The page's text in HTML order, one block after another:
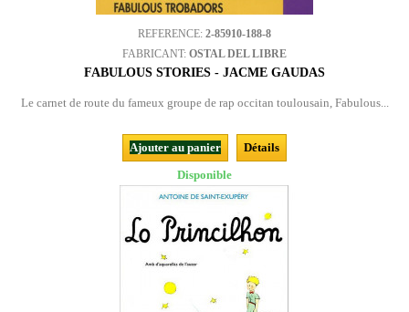
REFERENCE: 2-85910-188-8
FABRICANT: OSTAL DEL LIBRE
FABULOUS STORIES - JACME GAUDAS
Le carnet de route du fameux groupe de rap occitan toulousain, Fabulous...
Ajouter au panier
Détails
Disponible